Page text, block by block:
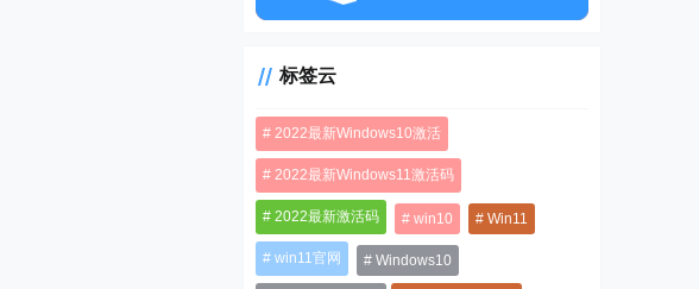
标签云
2022最新Windows10激活
2022最新Windows11激活码
2022最新激活码 win10 Win11
win11官网 Windows10